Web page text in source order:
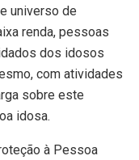
universo de
renda, pessoas
dos idosos
com atividades
sobre este
idosa.
à Pessoa